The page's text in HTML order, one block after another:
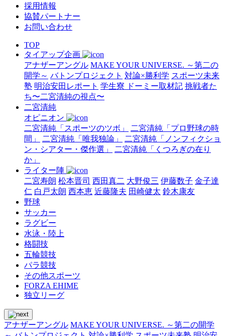
採用情報
協賛パートナー
お問い合わせ
TOP
タイアップ企画
アナザーアングル MAKE YOUR UNIVERSE. ～第二の
開学～ バトンプロジェクト 対論×勝利学 スポーツ未来
塾 明治安田レポート 学生寮 ドーミー取材記 挑戦者た
ち〜二宮清純の視点〜
二宮清純
オピニオン
二宮清純「スポーツのツボ」
二宮清純「プロ野球の時
間」
二宮清純「唯我独論」
二宮清純「ノンフィクショ
ン・シアター・傑作選」
二宮清純「くつろぎの在り
か」
ライター陣
二宮寿朗 松本晋司 西田真二 大野俊三 伊藤数子 金子達
仁 白戸太朗 西本恵 近藤隆夫 田崎健太 鈴木康友
野球
サッカー
ラグビー
水泳・陸上
格闘技
五輪競技
パラ競技
その他スポーツ
FORZA EHIME
独立リーグ
アナザーアングル MAKE YOUR UNIVERSE. ～第二の開学